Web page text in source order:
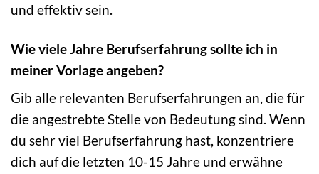
und effektiv sein.
Wie viele Jahre Berufserfahrung sollte ich in
meiner Vorlage angeben?
Gib alle relevanten Berufserfahrungen an, die für
die angestrebte Stelle von Bedeutung sind. Wenn
du sehr viel Berufserfahrung hast, konzentriere
dich auf die letzten 10-15 Jahre und erwähne